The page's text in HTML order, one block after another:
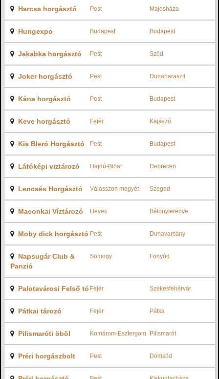
Harcsa horgásztó Pest Majosháza
Hungexpo Budapest Budapest
Jakabka horgásztó Pest Sződ
Joker horgásztó Pest Dunaharaszti
Kána horgásztó Pest Budapest
Keve horgásztó Fejér Kajászó
Kis Bleró Horgásztó Pest Budapest
Látóképi viztározó Hajdú-Bihar Debrecen
Lencsés Horgásztó Válasszon megyét Szeged
Maconkai Víztározó Heves Bátonyterenye
Moby dick horgásztó Pest Dunavarsány
Napsugár Club &
Panzió
Somogy Fonyód
Palotavárosi Felső tó Fejér Székesfehérvár
Pátkai tározó Fejér Pátka
Pilismaróti öböl Komárom-Esztergom Pilismarót
Préri horgászbolt Pest Dömsöd